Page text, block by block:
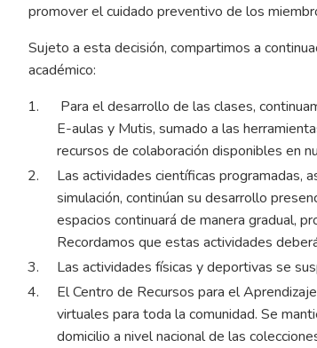
promover el cuidado preventivo de los
Sujeto a esta decisión, compartimos a
académico:
Para el desarrollo de las clases,
E-aulas y Mutis, sumado a las
recursos de colaboración disponibles en
Las actividades científicas programadas,
simulación, continúan su desarrollo
espacios continuará de manera gradual,
Recordamos que estas actividades
Las actividades físicas y deportivas se
El Centro de Recursos para el
virtuales para toda la comunidad. Se
domicilio a nivel nacional de las